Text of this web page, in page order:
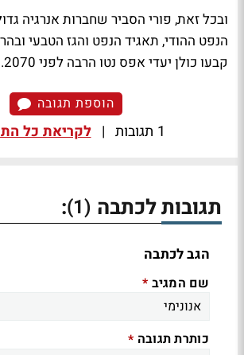
ובכל זאת, פורי הסביר שחברות אנרגיה
הנפט ההודי, תאגיד הנפט והגז הטבעי
קבעו כולן יעדי אפס נטו הרבה לפני 2070.
הוספת תגובה
1 תגובות | לקריאת כל
תגובות לכתבה (1)
:
הגב לכתבה
שם המגיב *
כותרת תגובה *